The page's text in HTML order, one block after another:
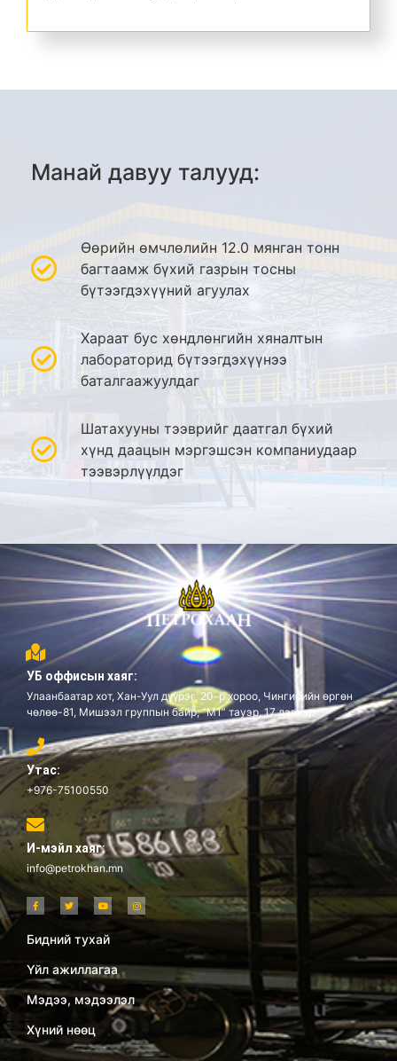
Манай давуу талууд:
Өөрийн өмчлөлийн 12.0 мянган тонн
багтаамж бүхий газрын тосны
бүтээгдэхүүний агуулах
Хараат бус хөндлөнгийн хяналтын
лабораторид бүтээгдэхүүнээ
баталгаажуулдаг
Шатахууны тээврийг даатгал бүхий
хүнд даацын мэргэшсэн компаниудаар
тээвэрлүүлдэг
УБ оффисын хаяг:
Улаанбаатар хот, Хан-Уул дүүрэг, 20-р хороо, Чингисийн өргөн
чөлөө-81, Мишээл группын байр, “М1” тауэр, 17 давхар
Утас:
+976-75100550
И-мэйл хаяг:
info@petrokhan.mn
Бидний тухай
Үйл ажиллагаа
Мэдээ, мэдээлэл
Хүний нөөц